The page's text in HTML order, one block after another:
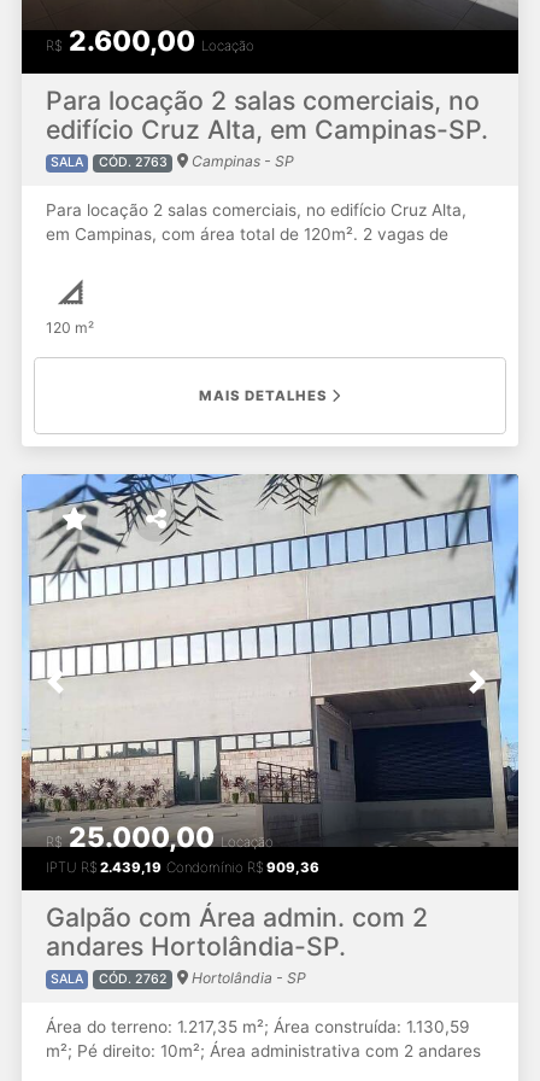
Para locação 2 salas comerciais, no
edifício Cruz Alta, em Campinas-SP.
SALA CÓD. 2763 Campinas - SP
R$2.600,00Locação
Para locação 2 salas comerciais, no edifício Cruz Alta,
em Campinas, com área total de 120m². 2 vagas de
Imóvel recém reformado. Sala climatizadas com 5 ares
condicionados
120 m²
MAIS DETALHES
Galpão com Área admin. com 2
andares Hortolândia-SP.
SALA CÓD. 2762 Hortolândia - SP
Previous Next
R$25.000,00Locação
IPTU R$ 2.439,19 Condomínio R$ 909,36
Área do terreno: 1.217,35 m²; Área construída: 1.130,59
m²; Pé direito: 10m²; Área administrativa com 2 andares